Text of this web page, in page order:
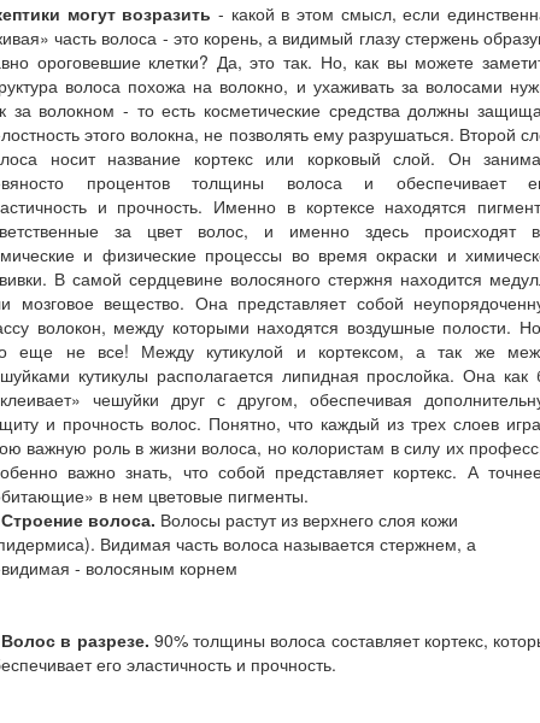
могут возразить - какой в этом смысл, если
часть волоса - это корень, а видимый глазу стержень
ороговевшие клетки? Да, это так. Но, как вы можете
волоса похожа на волокно, и ухаживать за волосами
за волокном - то есть косметические средства должны
этого волокна, не позволять ему разрушаться. Второй
носит название кортекс или корковый слой. Он
процентов толщины волоса и обеспечивает
и прочность. Именно в кортексе находятся
за цвет волос, и именно здесь происходят
и физические процессы во время окраски и
В самой сердцевине волосяного стержня находится
мозговое вещество. Она представляет собой
волокон, между которыми находятся воздушные полости.
еще не все! Между кутикулой и кортексом, а так же
кутикулы располагается липидная прослойка. Она как
чешуйки друг с другом, обеспечивая
и прочность волос. Понятно, что каждый из трех слоев
важную роль в жизни волоса, но колористам в силу их
важно знать, что собой представляет кортекс. А
в нем цветовые пигменты.
волоса. Волосы растут из верхнего слоя кожи
Видимая часть волоса называется стержнем, а
- волосяным корнем
в разрезе. 90% толщины волоса составляет кортекс,
его эластичность и прочность.